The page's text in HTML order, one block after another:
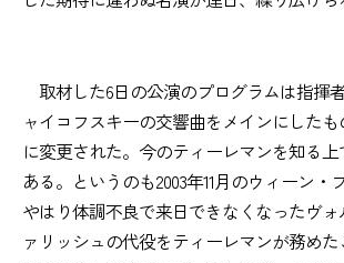
取材した6日の公演のプログラムは指揮
ャイコフスキーの交響曲をメインにした
に変更された。今のティーレマンを知る
ある。というのも2003年11月のウィーン・
やはり体調不良で来日できなくなったヴ
ァリッシュの代役をティーレマンが務め